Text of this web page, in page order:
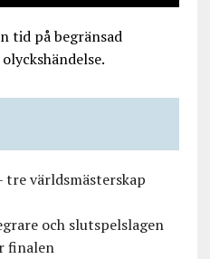
tid på begränsad
världsmästerskap
och slutspelslagen
finalen